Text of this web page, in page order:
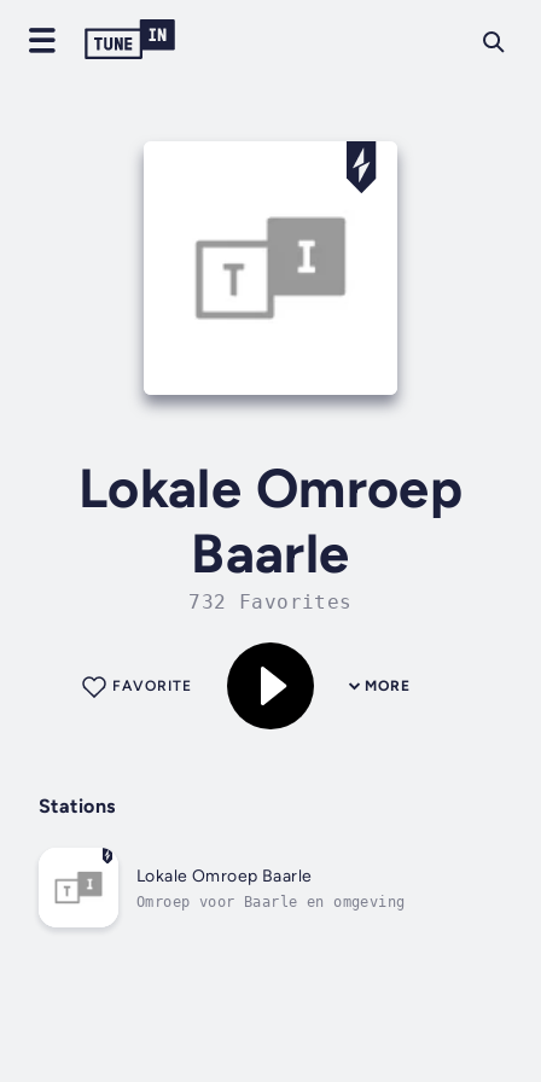
Lokale Omroep
Baarle
732 Favorites
MORE
FAVORITE
Stations
Lokale Omroep Baarle
Omroep voor Baarle en omgeving